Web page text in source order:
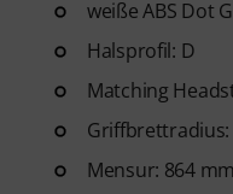
weiße ABS Dot
Halsprofil: D
Matching
Griffbrettradius:
Mensur: 864